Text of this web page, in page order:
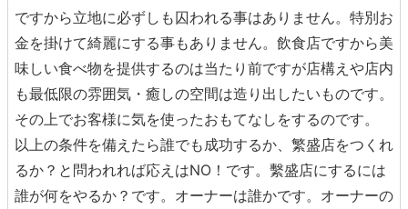
ですから立地に必ずしも囚われる事はありません。特別お
金を掛けて綺麗にする事もありません。飲食店ですから美
味しい食べ物を提供するのは当たり前ですが店構えや店内
も最低限の雰囲気・癒しの空間は造り出したいものです。
その上でお客様に気を使ったおもてなしをするのです。
以上の条件を備えたら誰でも成功するか、繁盛店をつくれ
るか？と問われれば応えはNO！です。繫盛店にするには
誰が何をやるか？です。オーナーは誰かです。オーナーの